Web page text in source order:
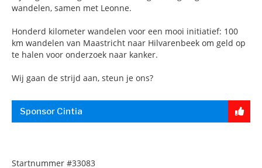
wandelen, samen met Leonne.
Honderd kilometer wandelen voor een mooi initiatief: 100
km wandelen van Maastricht naar Hilvarenbeek om geld op
te halen voor onderzoek naar kanker.
Wij gaan de strijd aan, steun je ons?
Sponsor Cintia
Startnummer #33083